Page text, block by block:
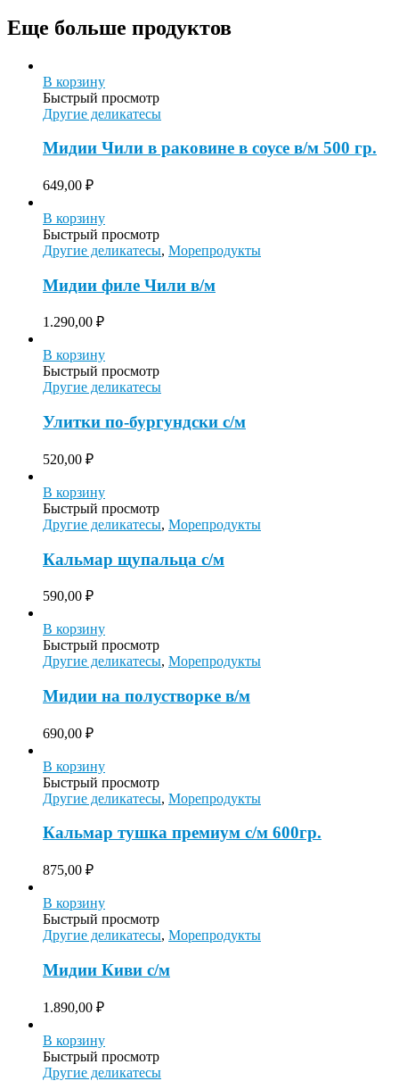
Еще больше продуктов
В корзину
Быстрый просмотр
Другие деликатесы
Мидии Чили в раковине в соусе в/м 500 гр.
649,00 ₽
В корзину
Быстрый просмотр
Другие деликатесы, Морепродукты
Мидии филе Чили в/м
1.290,00 ₽
В корзину
Быстрый просмотр
Другие деликатесы
Улитки по-бургундски с/м
520,00 ₽
В корзину
Быстрый просмотр
Другие деликатесы, Морепродукты
Кальмар щупальца с/м
590,00 ₽
В корзину
Быстрый просмотр
Другие деликатесы, Морепродукты
Мидии на полустворке в/м
690,00 ₽
В корзину
Быстрый просмотр
Другие деликатесы, Морепродукты
Кальмар тушка премиум с/м 600гр.
875,00 ₽
В корзину
Быстрый просмотр
Другие деликатесы, Морепродукты
Мидии Киви с/м
1.890,00 ₽
В корзину
Быстрый просмотр
Другие деликатесы